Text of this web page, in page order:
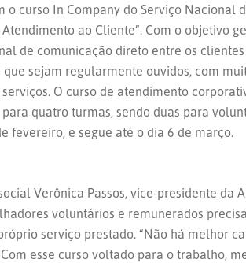
o curso In Company do Serviço Nacional
ao Cliente”. Com o objetivo
de comunicação direto entre os
sejam regularmente ouvidos, com
O curso de atendimento
quatro turmas, sendo duas para
fevereiro, e segue até o dia 6 de março.
Verônica Passos, vice-presidente da
voluntários e remunerados
serviço prestado. “Não há melhor
esse curso voltado para o trabalho,